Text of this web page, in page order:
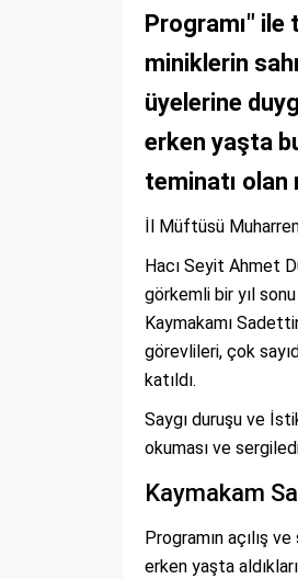
Programı" ile
miniklerin
üyelerine
erken yaşta
teminatı olan
İl Müftüsü
Hacı Seyit Ahmet
görkemli bir yıl
Kaymakamı
görevlileri, çok
katıldı.
Saygı duruşu ve
okuması ve
Kaymakam
Programın açılış
erken yaşta